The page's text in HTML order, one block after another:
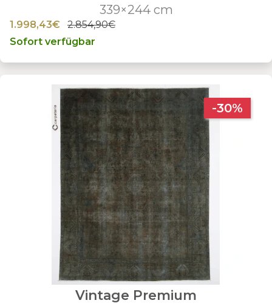
339×244 cm
1.998,43€
2.854,90€
Sofort verfügbar
-30%
Vintage Premium